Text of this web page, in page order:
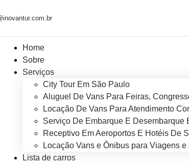
Home
Sobre
Serviços
City Tour Em São Paulo
Aluguel De Vans Para Feiras,
Locação De Vans Para Atendimento
Serviço De Embarque E Desembarque
Receptivo Em Aeroportos E Hotéis De
Locação Vans e Ônibus para Viagens
Lista de carros